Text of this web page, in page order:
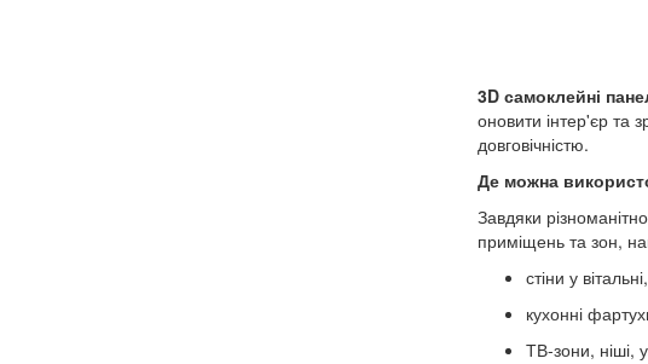
3D самоклейні
оновити інтер'єр та
довговічністю.
Де можна
Завдяки
приміщень та зон,
стіни у
кухонні
ТВ-зони, ніші,